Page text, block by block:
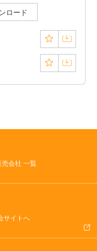
ロード
売会社 一覧
サイトへ